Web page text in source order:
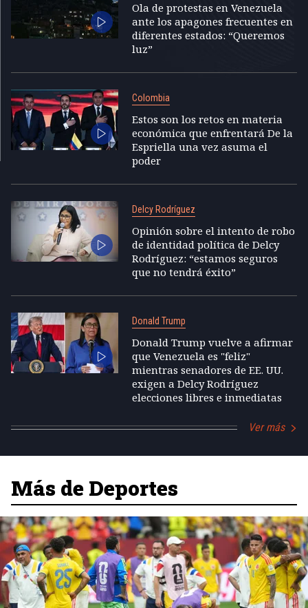
Ola de protestas en Venezuela
ante los apagones frecuentes en
diferentes estados: “Queremos
luz”
Colombia
Estos son los retos en materia
económica que enfrentará De la
Espriella una vez asuma el
poder
Delcy Rodríguez
Opinión sobre el intento de robo
de identidad política de Delcy
Rodríguez: “estamos seguros
que no tendrá éxito”
Donald Trump
Donald Trump vuelve a afirmar
que Venezuela es "feliz"
mientras senadores de EE. UU.
exigen a Delcy Rodríguez
elecciones libres e inmediatas
Ver más
Más de Deportes